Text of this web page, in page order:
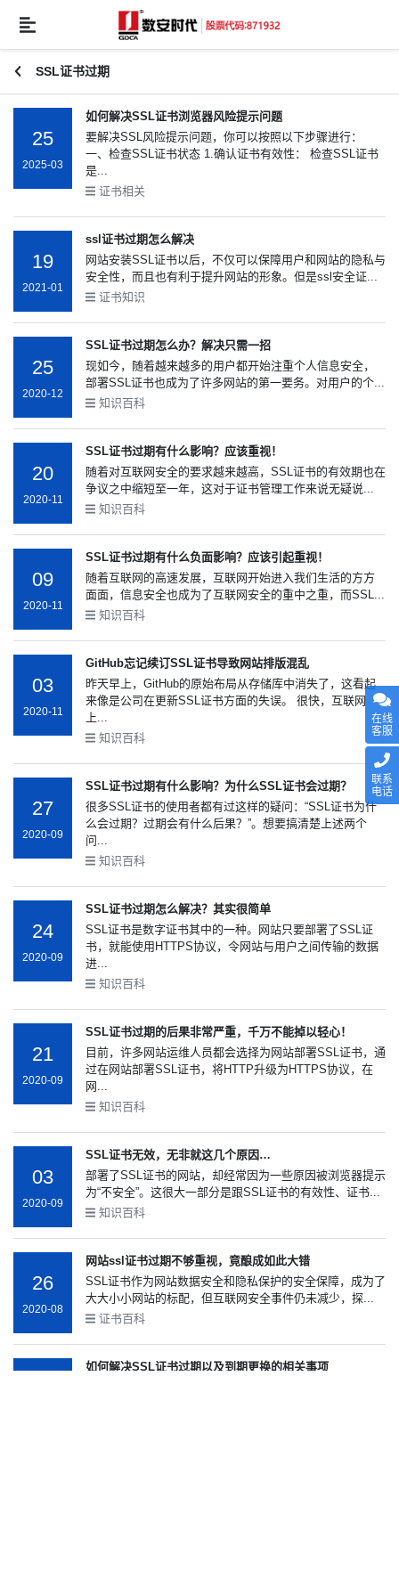
SSL证书过期
25
2025-03
如何解决SSL证书浏览器风险提示问题
要解决SSL风险提示问题，你可以按照以下步骤进行：
一、检查SSL证书状态 1.确认证书有效性： 检查SSL证书
是...
证书相关
19
2021-01
ssl证书过期怎么解决
网站安装SSL证书以后，不仅可以保障用户和网站的隐私与
安全性，而且也有利于提升网站的形象。但是ssl安全证...
证书知识
25
2020-12
SSL证书过期怎么办？解决只需一招
现如今，随着越来越多的用户都开始注重个人信息安全，
部署SSL证书也成为了许多网站的第一要务。对用户的个...
知识百科
20
2020-11
SSL证书过期有什么影响？应该重视！
随着对互联网安全的要求越来越高，SSL证书的有效期也在
争议之中缩短至一年，这对于证书管理工作来说无疑说...
知识百科
09
2020-11
SSL证书过期有什么负面影响？应该引起重视！
随着互联网的高速发展，互联网开始进入我们生活的方方
面面，信息安全也成为了互联网安全的重中之重，而SSL...
知识百科
03
2020-11
GitHub忘记续订SSL证书导致网站排版混乱
昨天早上，GitHub的原始布局从存储库中消失了，这看起
来像是公司在更新SSL证书方面的失误。 很快，互联网
上...
知识百科
27
2020-09
SSL证书过期有什么影响？为什么SSL证书会过期？
很多SSL证书的使用者都有过这样的疑问：“SSL证书为什
么会过期？过期会有什么后果？”。想要搞清楚上述两个
问...
知识百科
24
2020-09
SSL证书过期怎么解决？其实很简单
SSL证书是数字证书其中的一种。网站只要部署了SSL证
书，就能使用HTTPS协议，令网站与用户之间传输的数据
进...
知识百科
21
2020-09
SSL证书过期的后果非常严重，千万不能掉以轻心！
目前，许多网站运维人员都会选择为网站部署SSL证书，通
过在网站部署SSL证书，将HTTP升级为HTTPS协议，在
网...
知识百科
03
2020-09
SSL证书无效，无非就这几个原因…
部署了SSL证书的网站，却经常因为一些原因被浏览器提示
为“不安全”。这很大一部分是跟SSL证书的有效性、证书...
知识百科
26
2020-08
网站ssl证书过期不够重视，竟酿成如此大错
SSL证书作为网站数据安全和隐私保护的安全保障，成为了
大大小小网站的标配，但互联网安全事件仍未减少，探...
证书百科
如何解决SSL证书过期以及到期更换的相关事项
在线
客服
联系
电话